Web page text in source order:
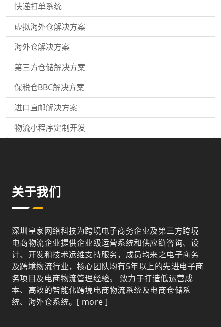
快递打单系统
虚拟海外仓解决方案
海外仓解决方案
第三方仓储解决方案
保税仓BBC解决方案
进口直邮解决方案
物流小程序定制开发
关于我们
深圳皇家网络科技为跨境电子商务企业及第三方跨境
电商物流企业提供企业级运营系统和供应链咨询、设
计、开发和技术运维支持服务，成员均来之电子商务
及跨境物流行业，核心团队均有5年以上的先进电子商
务项目及电商物流管理经验。 致力于打造低运营成
本、高效的智能化跨境电商物流系统及电商仓储系
统、海外仓系统。 [ more ]